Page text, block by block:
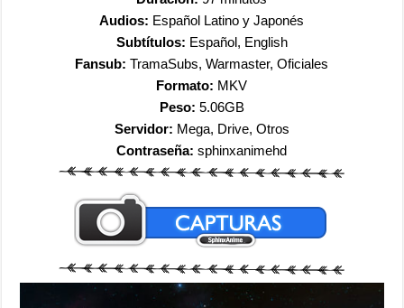
Audios: Español Latino y Japonés
Subtítulos: Español, English
Fansub: TramaSubs, Warmaster, Oficiales
Formato: MKV
Peso: 5.06GB
Servidor: Mega, Drive, Otros
Contraseña:sphinxanimehd